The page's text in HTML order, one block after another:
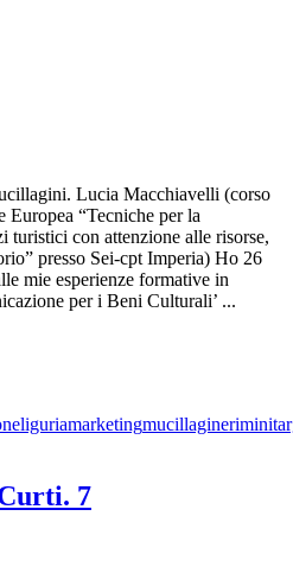
Lucia Macchiavelli (corso
“Tecniche per la
turistici con attenzione alle risorse,
presso Sei-cpt Imperia) Ho 26
mie esperienze formative in
per i Beni Culturali’ ...
liguriamarketingmucillaginerimini
7